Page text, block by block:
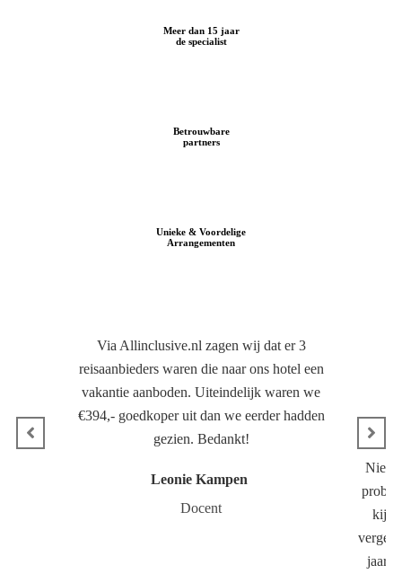
Meer dan 15 jaar
de specialist
Betrouwbare
partners
Unieke & Voordelige
Arrangementen
Via Allinclusive.nl zagen wij dat er 3
reisaanbieders waren die naar ons hotel een
vakantie aanboden. Uiteindelijk waren we
€394,- goedkoper uit dan we eerder hadden
gezien. Bedankt!
Leonie Kampen
Docent
Niet